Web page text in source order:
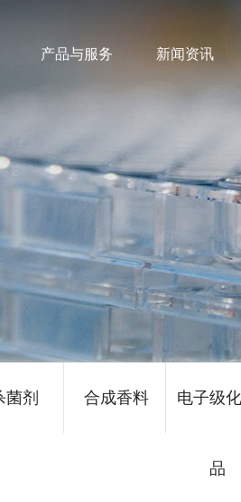
产品与服务 新闻资讯
菌剂 合成香料 电子级
品